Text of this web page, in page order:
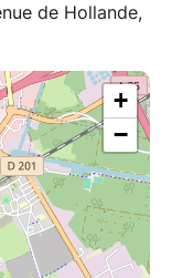
de Hollande,
+
−